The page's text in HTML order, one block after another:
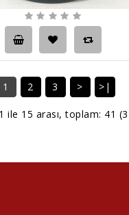
1 2 3 > >|
ile 15 arası, toplam: 41